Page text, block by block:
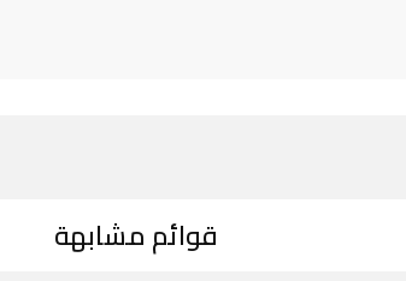
قوائم مشابهة